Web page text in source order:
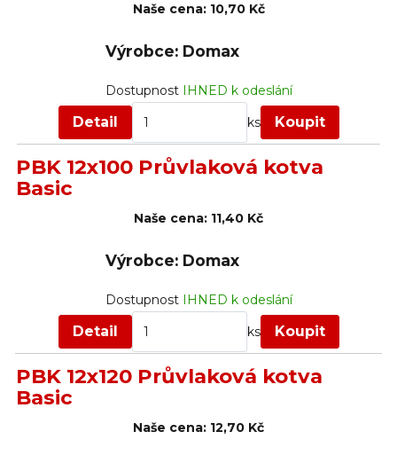
Naše cena:10,70 Kč
Výrobce: Domax
DostupnostIHNED k odeslání
Detail ks Koupit
PBK 12x100 Průvlaková kotva
Basic
Naše cena: 11,40 Kč
Výrobce: Domax
DostupnostIHNED k odeslání
Detail ks Koupit
PBK 12x120 Průvlaková kotva
Basic
Naše cena: 12,70 Kč